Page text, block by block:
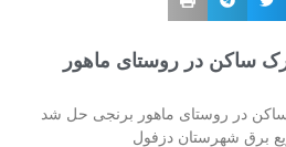
ساکن در روستای ماهور
در روستای ماهور برنجی حل شد
برق شهرستان دزفول